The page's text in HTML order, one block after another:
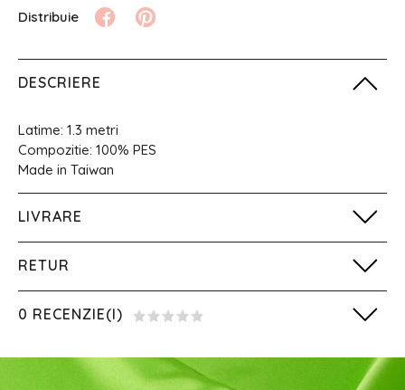
DESCRIERE
Latime: 1.3 metri
Compozitie: 100% PES
Made in Taiwan
LIVRARE
RETUR
0 RECENZIE(I)